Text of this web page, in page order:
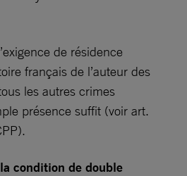
de résidence
français de l’auteur des
les autres crimes
présence suffit (voir art.
condition de double